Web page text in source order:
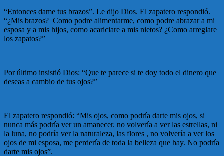
“Entonces dame tus brazos”. Le dijo Dios. El zapatero respondió.
“¿Mis brazos? Como podre alimentarme, como podre abrazar a mi
esposa y a mis hijos, como acariciare a mis nietos? ¿Como arreglare
los zapatos?”
Por último insistió Dios: “Que te parece si te doy todo el dinero que
deseas a cambio de tus ojos?”
El zapatero respondió: “Mis ojos, como podría darte mis ojos, si
nunca más podría ver un amanecer. no volvería a ver las estrellas, ni
la luna, no podría ver la naturaleza, las flores , no volvería a ver los
ojos de mi esposa, me perdería de toda la belleza que hay. No podría
darte mis ojos”.